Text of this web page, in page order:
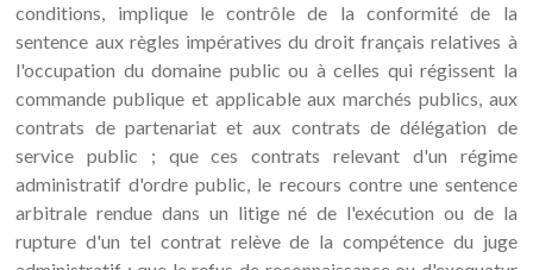
conditions, implique le contrôle de la conformité de la
sentence aux règles impératives du droit français relatives à
l'occupation du domaine public ou à celles qui régissent la
commande publique et applicable aux marchés publics, aux
contrats de partenariat et aux contrats de délégation de
service public ; que ces contrats relevant d'un régime
administratif d'ordre public, le recours contre une sentence
arbitrale rendue dans un litige né de l'exécution ou de la
rupture d'un tel contrat relève de la compétence du juge